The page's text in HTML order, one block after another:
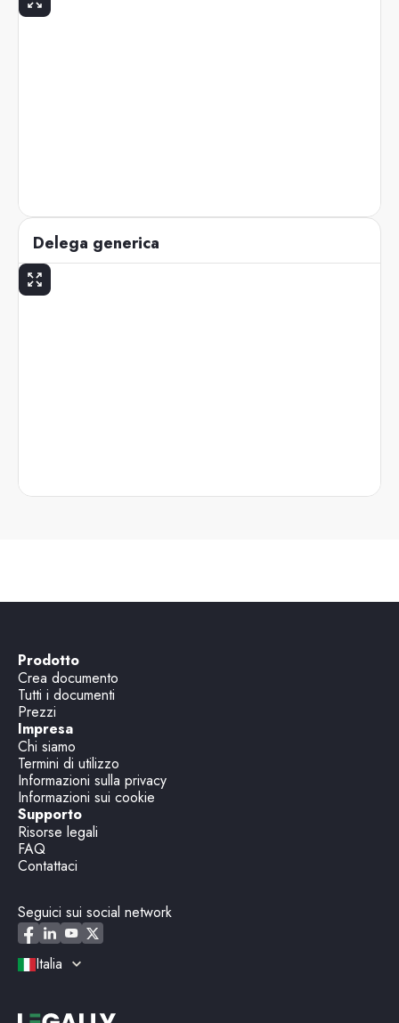
Delega generica
Prodotto
Crea documento
Tutti i documenti
Prezzi
Impresa
Chi siamo
Termini di utilizzo
Informazioni sulla privacy
Informazioni sui cookie
Supporto
Risorse legali
FAQ
Contattaci
Seguici sui social network
Italia